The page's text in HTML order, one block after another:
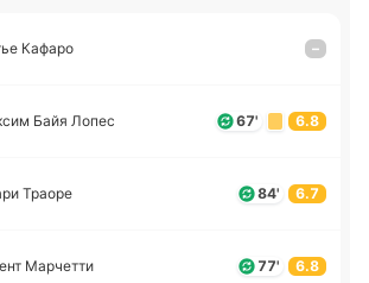
Кафаро –
Байя Лопес 67' 6.8
Траоре 84' 6.7
Ма­рче­тти 77' 6.8